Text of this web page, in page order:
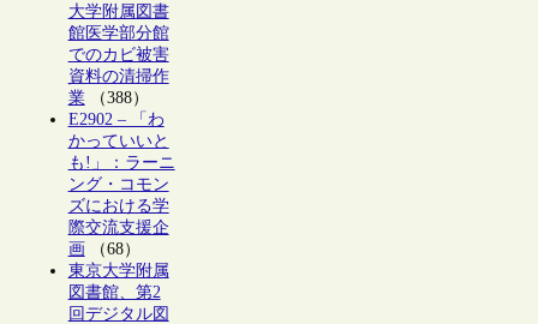
大学附属図書
館医学部分館
でのカビ被害
資料の清掃作
業（388）
E2902 – 「わ
かっていいと
も!」：ラーニ
ング・コモン
ズにおける学
際交流支援企
画（68）
東京大学附属
図書館、第2
回デジタル図